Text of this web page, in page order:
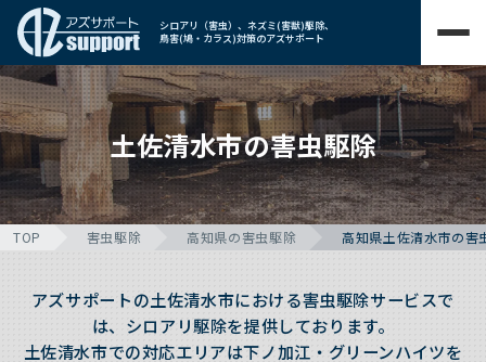
シロアリ（害虫）、ネズミ(害獣)駆除、
鳥害(鳩・カラス)対策のアズサポート
土佐清水市の害虫駆除
TOP 害虫駆除 高知県の害虫駆除 高知県土佐清水市の害
アズサポートの土佐清水市における害虫駆除サービスで
は、シロアリ駆除を提供しております。
土佐清水市での対応エリアは下ノ加江・グリーンハイツを